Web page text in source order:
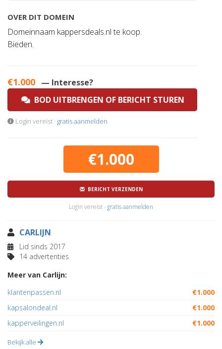
OVER DIT DOMEIN
Domeinnaam kappersdeals.nl te koop.
Bieden.
€1.000 — Interesse?
BOD UITBRENGEN OF BERICHT STUREN
Login vereist · gratis aanmelden
€1.000
BERICHT VERZENDEN
Login vereist · gratis aanmelden
CARLIJN
Lid sinds 2017
14 advertenties
Meer van Carlijn:
klantenpassen.nl
€1.000
kapsalondeal.nl
€1.000
kapperveilingen.nl
€1.000
Bekijk alle